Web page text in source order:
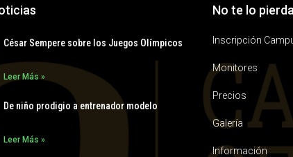
César Sempere sobre los Juegos Olímpicos
Leer Más »
De niño prodigio a entrenador modelo
Leer Más »
No te lo
Inscripción
Monitores
Precios
Galería
Información